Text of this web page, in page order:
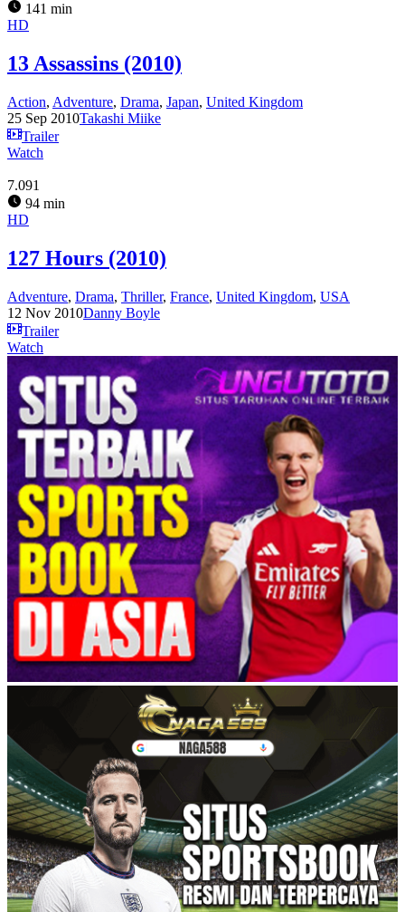
141 min
HD
13 Assassins (2010)
Action, Adventure, Drama, Japan, United Kingdom
25 Sep 2010Takashi Miike
Trailer
Watch
7.091
94 min
HD
127 Hours (2010)
Adventure, Drama, Thriller, France, United Kingdom, USA
12 Nov 2010Danny Boyle
Trailer
Watch